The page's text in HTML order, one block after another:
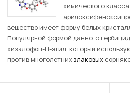
химического класса
вещество имеет форму белых
Популярной формой данного
хизалофоп-П-этил, который
против многолетнихзлаковых
подсолнечника,картофеляи других.